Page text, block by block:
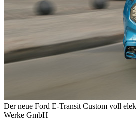
Der neue Ford E-Transit Custom voll
Werke GmbH